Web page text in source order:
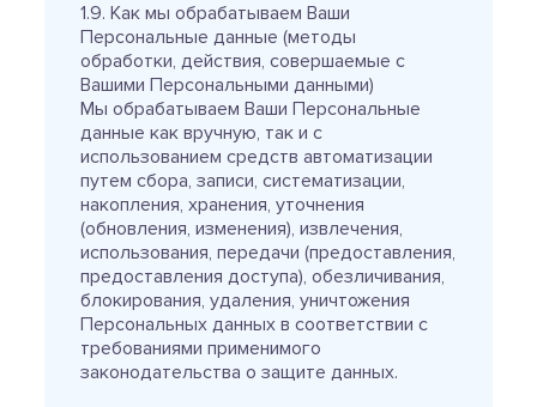
1.9. Как мы обрабатываем Ваши
Персональные данные (методы
обработки, действия, совершаемые с
Вашими Персональными данными)
Мы обрабатываем Ваши Персональные
данные как вручную, так и с
использованием средств автоматизации
путем сбора, записи, систематизации,
накопления, хранения, уточнения
(обновления, изменения), извлечения,
использования, передачи (предоставления,
предоставления доступа), обезличивания,
блокирования, удаления, уничтожения
Персональных данных в соответствии с
требованиями применимого
законодательства о защите данных.